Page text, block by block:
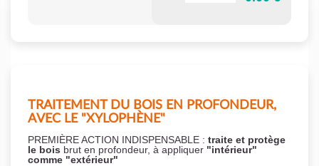
TRAITEMENT DU BOIS EN PROFONDEUR,
AVEC LE "XYLOPHÈNE"
PREMIÈRE ACTION INDISPENSABLE : traite et protège
le bois brut en profondeur, à appliquer "intérieur"
comme "extérieur"